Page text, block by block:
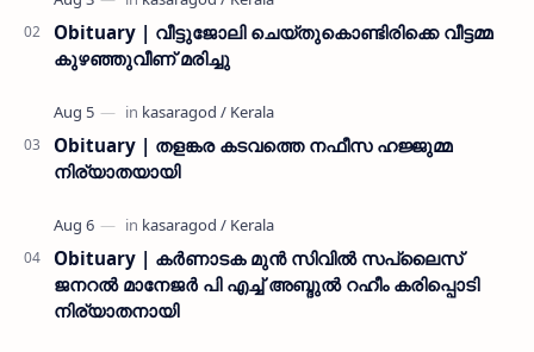
Obituary | വീട്ടുജോലി ചെയ്തുകൊണ്ടിരിക്കെ വീട്ടമ്മ
കുഴഞ്ഞുവീണ് മരിച്ചു
Obituary | തളങ്കര കടവത്തെ നഫീസ ഹജ്ജുമ്മ
നിര്യാതയായി
Obituary | കർണാടക മുൻ സിവില്‍ സപ്ലൈസ്
ജനറൽ മാനേജർ പി എച്ച് അബ്ദുൽ റഹീം കരിപ്പൊടി
നിര്യാതനായി